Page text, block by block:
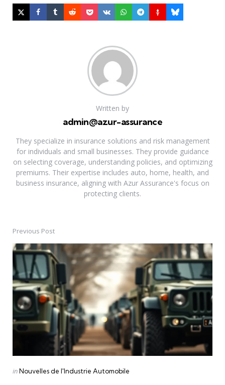
Written by
admin@azur-assurance
They specialize in insurance solutions and risk management
for individuals and small businesses. They provide guidance
on selecting coverage, understanding policies, and optimizing
premiums. Their expertise includes auto, home, health, and
business insurance, aligning with Azur Assurance's focus on
protecting clients.
Post
navigation
Previous Post
Posted
inNouvelles de l'Industrie Automobile